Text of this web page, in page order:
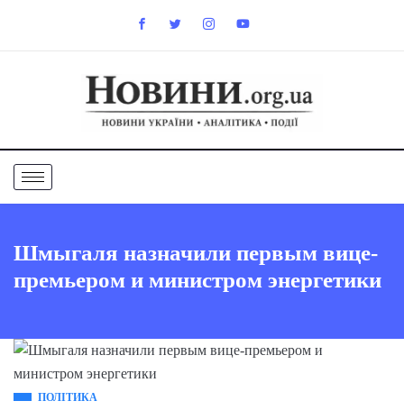
Шмыгаля назначили первым вице-
премьером и министром энергетики
ПОЛІТИКА